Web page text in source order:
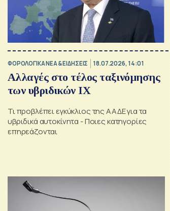
ΦΟΡΟΛΟΓΙΚΑ ΝΕΑ & EΙΔΗΣΕΙΣ 18.07.2026, 14:01
Αλλαγές στο τέλος ταξινόμησης
των υβριδικών ΙΧ
Τι προβλέπει εγκύκλιος της ΑΑΔΕ για τα
υβριδικά αυτοκίνητα - Ποιες κατηγορίες
επηρεάζονται